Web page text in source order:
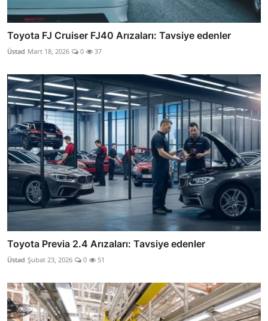
Toyota FJ Cruiser FJ40 Arızaları: Tavsiye edenler
Üstad Mart 18, 2026 0 37
Toyota Previa 2.4 Arızaları: Tavsiye edenler
Üstad Şubat 23, 2026 0 51